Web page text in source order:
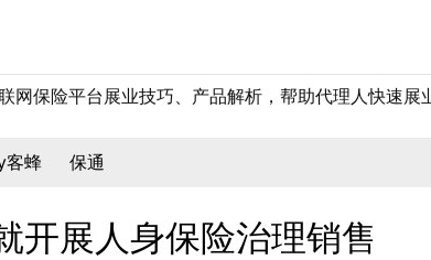
保险平台展业技巧、产品解析，帮助代理人快速展
客蜂 保通
开展人身保险治理销售